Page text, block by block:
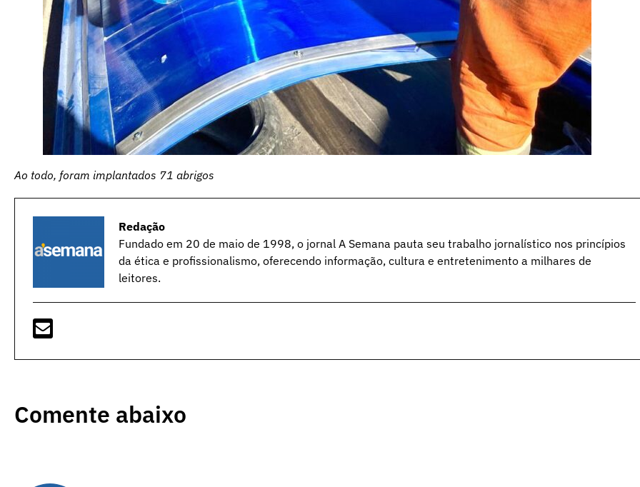
Ao todo, foram implantados 71 abrigos
Redação
Fundado em 20 de maio de 1998, o jornal A Semana pauta seu trabalho jornalístico nos princípios
da ética e profissionalismo, oferecendo informação, cultura e entretenimento a milhares de
leitores.
Comente abaixo